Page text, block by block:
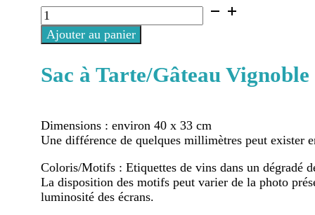
quantité
de
Sac
Tarte/Gâteau
Vignoble
Ajouter au panier
Sac à Tarte/Gâteau Vignoble
Dimensions : environ 40 x 33 cm
Une différence de quelques millimètres peut exister
Coloris/Motifs : Etiquettes de vins dans un dégradé
La disposition des motifs peut varier de la photo
luminosité des écrans.